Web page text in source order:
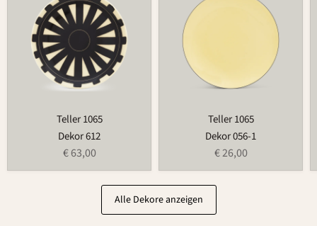
Teller 1065
Dekor 612
€ 63,00
Teller 1065
Dekor 056-1
€ 26,00
Alle Dekore anzeigen